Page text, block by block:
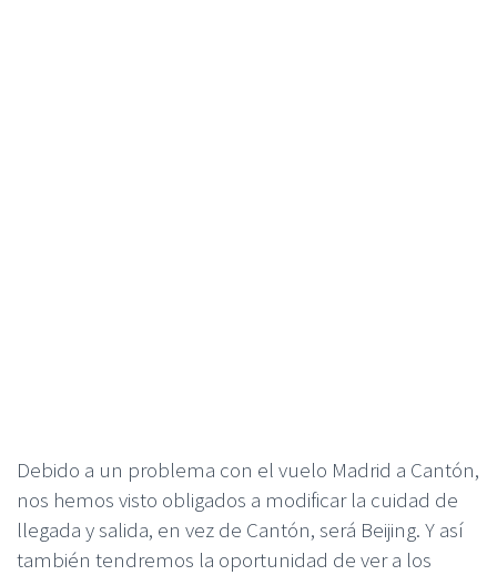
Debido a un problema con el vuelo Madrid a Cantón,
nos hemos visto obligados a modificar la cuidad de
llegada y salida, en vez de Cantón, será Beijing. Y así
también tendremos la oportunidad de ver a los